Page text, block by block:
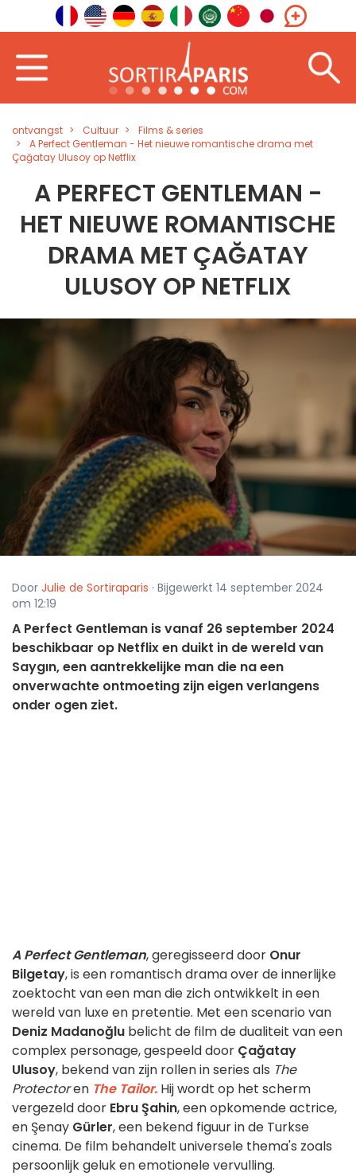
ontvangst Cultuur
Films & series
A Perfect Gentleman - Het nieuwe romantische drama met
Çağatay Ulusoy op Netflix
A PERFECT GENTLEMAN -
HET NIEUWE ROMANTISCHE
DRAMA MET ÇAĞATAY
ULUSOY OP NETFLIX
Door Julie de Sortiraparis · Bijgewerkt 14 september 2024
om 12:19
A Perfect Gentleman is vanaf 26 september 2024
beschikbaar op Netflix en duikt in de wereld van
Saygın, een aantrekkelijke man die na een
onverwachte ontmoeting zijn eigen verlangens
onder ogen ziet.
A Perfect Gentleman, geregisseerd door Onur
Bilgetay, is een romantisch drama over de innerlijke
zoektocht van een man die zich ontwikkelt in een
wereld van luxe en pretentie. Met een scenario van
Deniz Madanoğlu belicht de film de dualiteit van een
complex personage, gespeeld door Çağatay
Ulusoy, bekend van zijn rollen in series als The
Protectoren The Tailor. Hij wordt op het scherm
vergezeld door Ebru Şahin, een opkomende actrice,
en Şenay Gürler, een bekend figuur in de Turkse
cinema. De film behandelt universele thema's zoals
persoonlijk geluk en emotionele vervulling.